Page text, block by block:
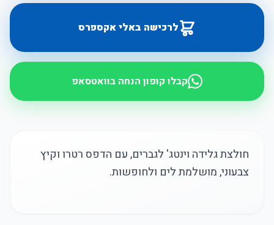
לרכישה באלי אקספרס
קבלו קופון הנחה בוואטסאפ
חולצת גלידה וינטג' לגברים, עם הדפס רטרו וקיץ
צבעוני, מושלמת לים ולחופשות.